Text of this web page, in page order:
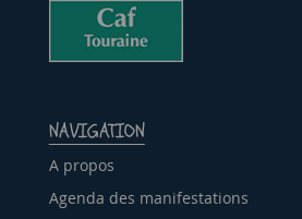
NAVIGATION
A propos
Agenda des manifestations